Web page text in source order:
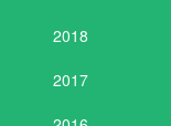
2018
2017